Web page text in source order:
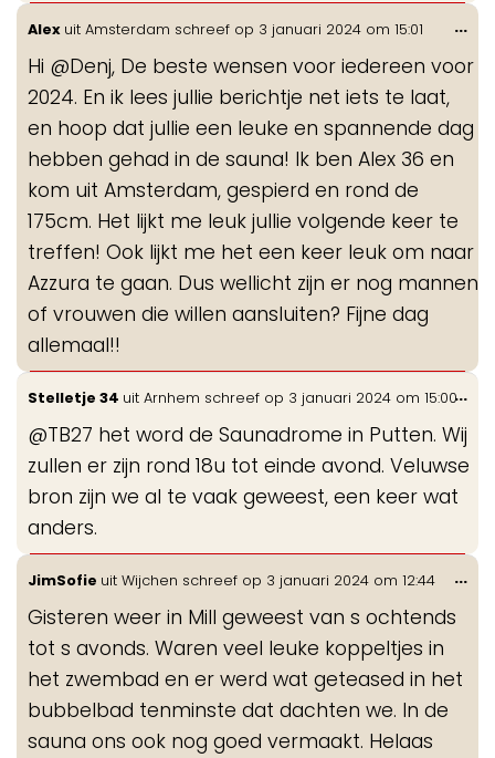
Alex uit Amsterdam schreef op 3 januari 2024 om 15:01
Hi @Denj, De beste wensen voor iedereen voor
2024. En ik lees jullie berichtje net iets te laat,
en hoop dat jullie een leuke en spannende dag
hebben gehad in de sauna! Ik ben Alex 36 en
kom uit Amsterdam, gespierd en rond de
175cm. Het lijkt me leuk jullie volgende keer te
treffen! Ook lijkt me het een keer leuk om naar
Azzura te gaan. Dus wellicht zijn er nog mannen
of vrouwen die willen aansluiten? Fijne dag
allemaal!!
...
Stelletje 34 uit Arnhem schreef op 3 januari 2024 om 15:00
@TB27 het word de Saunadrome in Putten. Wij
zullen er zijn rond 18u tot einde avond. Veluwse
bron zijn we al te vaak geweest, een keer wat
anders.
...
JimSofie uit Wijchen schreef op 3 januari 2024 om 12:44
Gisteren weer in Mill geweest van s ochtends
tot s avonds. Waren veel leuke koppeltjes in
het zwembad en er werd wat geteased in het
bubbelbad tenminste dat dachten we. In de
sauna ons ook nog goed vermaakt. Helaas
...